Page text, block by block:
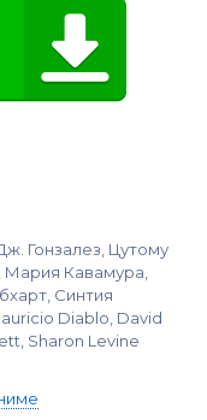
Гонзалез, Цутому
Кавамура,
Синтия
Diablo, David
Sharon Levine